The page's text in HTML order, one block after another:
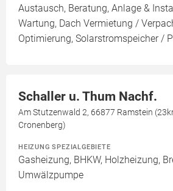
Austausch, Beratung, Anlage &
Wartung, Dach Vermietung /
Optimierung, Solarstromspeicher /
Schaller u. Thum Nachf.
Am Stutzenwald 2, 66877 Ramstein
Cronenberg)
HEIZUNG SPEZIALGEBIETE
Gasheizung, BHKW, Holzheizung,
Umwälzpumpe